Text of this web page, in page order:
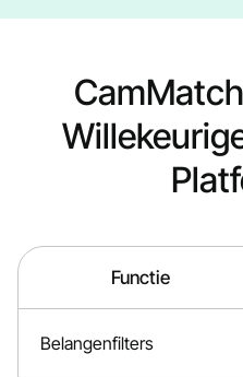
Functie
Belangenfilters